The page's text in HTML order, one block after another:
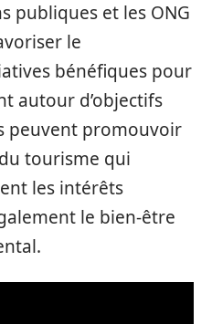
publiques et les ONG
le
bénéfiques pour
autour d’objectifs
peuvent promouvoir
tourisme qui
les intérêts
le bien-être